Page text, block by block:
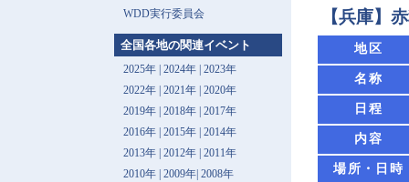
【兵庫】
地区
名称
日程
内容
場所・日時
WDD実行委員会
全国各地の関連イベント
2025年| 2024年| 2023年
2022年| 2021年| 2020年
2019年| 2018年| 2017年
2016年| 2015年| 2014年
2013年 | 2012年| 2011年
2010年| 2009年| 2008年